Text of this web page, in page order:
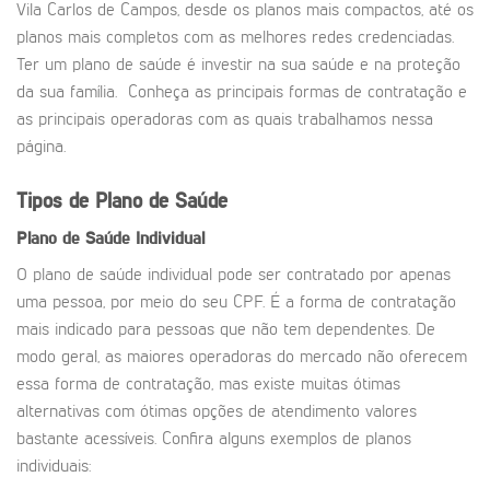
Vila Carlos de Campos, desde os planos mais compactos, até os
planos mais completos com as melhores redes credenciadas.
Ter um plano de saúde é investir na sua saúde e na proteção
da sua família. Conheça as principais formas de contratação e
as principais operadoras com as quais trabalhamos nessa
página.
Tipos de Plano de Saúde
Plano de Saúde Individual
O plano de saúde individual pode ser contratado por apenas
uma pessoa, por meio do seu CPF. É a forma de contratação
mais indicado para pessoas que não tem dependentes. De
modo geral, as maiores operadoras do mercado não oferecem
essa forma de contratação, mas existe muitas ótimas
alternativas com ótimas opções de atendimento valores
bastante acessíveis. Confira alguns exemplos de planos
individuais: